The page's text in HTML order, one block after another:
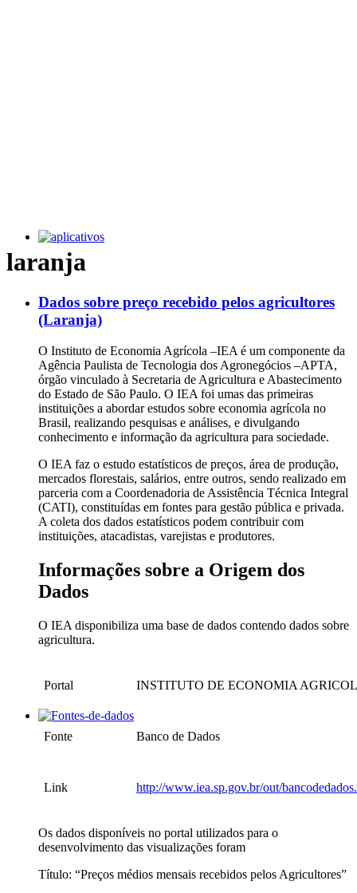
laranja
Dados sobre preço recebido pelos agricultores
(Laranja)
O Instituto de Economia Agrícola –IEA é um componente da
Agência Paulista de Tecnologia dos Agronegócios –APTA,
órgão vinculado à Secretaria de Agricultura e Abastecimento
do Estado de São Paulo. O IEA foi umas das primeiras
instituições a abordar estudos sobre economia agrícola no
Brasil, realizando pesquisas e análises, e divulgando
conhecimento e informação da agricultura para sociedade.
O IEA faz o estudo estatísticos de preços, área de produção,
mercados florestais, salários, entre outros, sendo realizado em
parceria com a Coordenadoria de Assistência Técnica Integral
(CATI), constituídas em fontes para gestão pública e privada.
A coleta dos dados estatísticos podem contribuir com
instituições, atacadistas, varejistas e produtores.
Informações sobre a Origem dos
Dados
O IEA disponibiliza uma base de dados contendo dados sobre
agricultura.
Portal INSTITUTO DE ECONOMIA
Fonte Banco de Dados
Link http://www.iea.sp.gov.br/out/
Os dados disponíveis no portal utilizados para o
desenvolvimento das visualizações foram
Título: “Preços médios mensais recebidos pelos Agricultores”